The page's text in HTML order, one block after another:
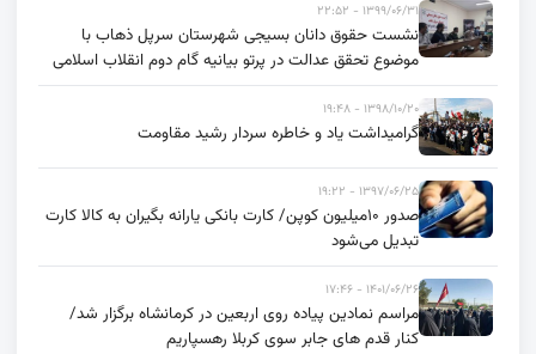
۱۳۹۹/۰۶/۳۱ - ۲۲:۵۲
نشست حقوق دانان بسیجی شهرستان سرپل ذهاب با
موضوع تحقق عدالت در پرتو بیانیه گام دوم انقلاب اسلامی
۱۳۹۸/۱۰/۲۰ - ۱۹:۴۸
گرامیداشت یاد و خاطره سردار رشید مقاومت
۱۳۹۷/۰۶/۲۵ - ۱۹:۲۲
صدور ۱۰میلیون کوپن/ کارت بانکی یارانه بگیران به کالا کارت
تبدیل می‌شود
۱۴۰۱/۰۶/۲۶ - ۱۷:۴۶
مراسم نمادین پیاده روی اربعین در کرمانشاه برگزار شد/
کنار قدم های جابر سوی کربلا رهسپاریم